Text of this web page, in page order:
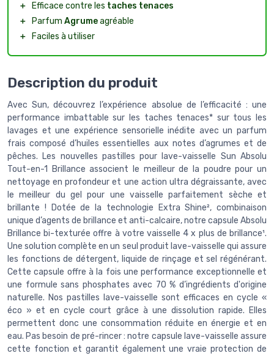
＋
Efficace contre les taches tenaces
＋
Parfum Agrumeagréable
＋
Faciles à utiliser
Description du produit
Avec Sun, découvrez l’expérience absolue de l’efficacité : une
performance imbattable sur les taches tenaces* sur tous les
lavages et une expérience sensorielle inédite avec un parfum
frais composé d’huiles essentielles aux notes d’agrumes et de
pêches. Les nouvelles pastilles pour lave-vaisselle Sun Absolu
Tout-en-1 Brillance associent le meilleur de la poudre pour un
nettoyage en profondeur et une action ultra dégraissante, avec
le meilleur du gel pour une vaisselle parfaitement sèche et
brillante ! Dotée de la technologie Extra Shine², combinaison
unique d’agents de brillance et anti-calcaire, notre capsule Absolu
Brillance bi-texturée offre à votre vaisselle 4 x plus de brillance¹.
Une solution complète en un seul produit lave-vaisselle qui assure
les fonctions de détergent, liquide de rinçage et sel régénérant.
Cette capsule offre à la fois une performance exceptionnelle et
une formule sans phosphates avec 70 % d’ingrédients d'origine
naturelle. Nos pastilles lave-vaisselle sont efficaces en cycle «
éco » et en cycle court grâce à une dissolution rapide. Elles
permettent donc une consommation réduite en énergie et en
eau. Pas besoin de pré-rincer : notre capsule lave-vaisselle assure
cette fonction et garantit également une vraie protection de